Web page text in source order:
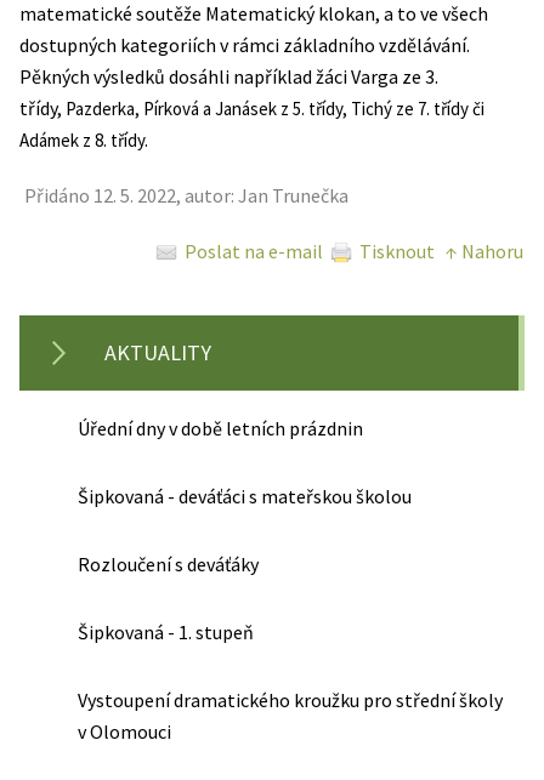
matematické soutěže Matematický klokan, a to ve všech
dostupných kategoriích v rámci základního vzdělávání.
Pěkných výsledků dosáhli například žáci Varga ze 3.
třídy, Pazderka, Pírková a Janásek z 5. třídy, Tichý ze 7. třídy či
Adámek z 8. třídy.
Přidáno 12. 5. 2022, autor: Jan Trunečka
Poslat na e-mail Tisknout ↑ Nahoru
AKTUALITY
Úřední dny v době letních prázdnin
Šipkovaná - deváťáci s mateřskou školou
Rozloučení s deváťáky
Šipkovaná - 1. stupeň
Vystoupení dramatického kroužku pro střední školy
v Olomouci